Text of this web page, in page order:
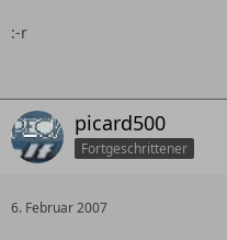
:-r
picard500
Fortgeschrittener
6. Februar 2007